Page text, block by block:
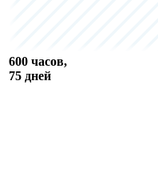
600 часов,
75 дней